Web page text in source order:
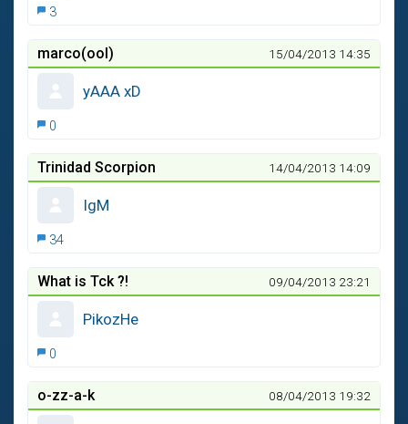
3
marco(ool) 15/04/2013 14:35
yAAA xD
0
Trinidad Scorpion 14/04/2013 14:09
IgM
34
What is Tck ?! 09/04/2013 23:21
PikozHe
0
o-zz-a-k 08/04/2013 19:32